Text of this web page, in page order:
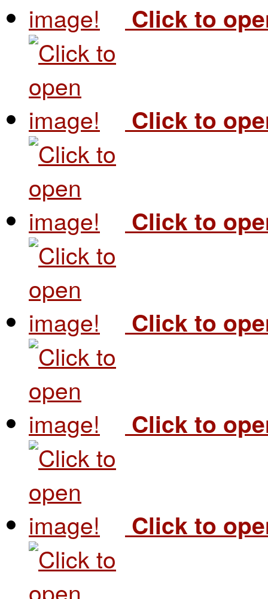
Click to
Click to
Click to
Click to
Click to
Click to